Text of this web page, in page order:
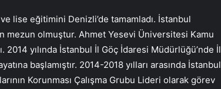
lise eğitimini Denizli’de tamamladı. İstanbul
mezun olmuştur. Ahmet Yesevi Üniversitesi Kamu
2014 yılında İstanbul İl Göç İdaresi Müdürlüğü’nde İl
başlamıştır. 2014-2018 yılları arasında İstanbul
Korunması Çalışma Grubu Lideri olarak görev